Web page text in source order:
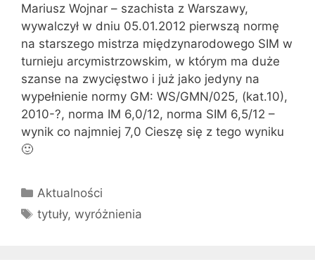
Mariusz Wojnar – szachista z Warszawy,
wywalczył w dniu 05.01.2012 pierwszą normę
na starszego mistrza międzynarodowego SIM w
turnieju arcymistrzowskim, w którym ma duże
szanse na zwycięstwo i już jako jedyny na
wypełnienie normy GM: WS/GMN/025, (kat.10),
2010-?, norma IM 6,0/12, norma SIM 6,5/12 –
wynik co najmniej 7,0 Cieszę się z tego wyniku
🙂
Kategorie
Aktualności
Tagi
tytuły,wyróżnienia